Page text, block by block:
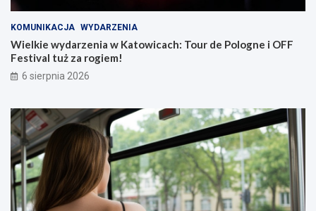
a
o
w
i
c
a
h
:
T
o
u
r
d
e
y
a
z
d
y
w
e
g
i
o
n
i
e
:
KOMUNIKACJA WYDARZENIA
Wielkie wydarzenia w Katowicach: Tour de Pologne i OFF
Festival tuż za rogiem!
6 sierpnia 2026